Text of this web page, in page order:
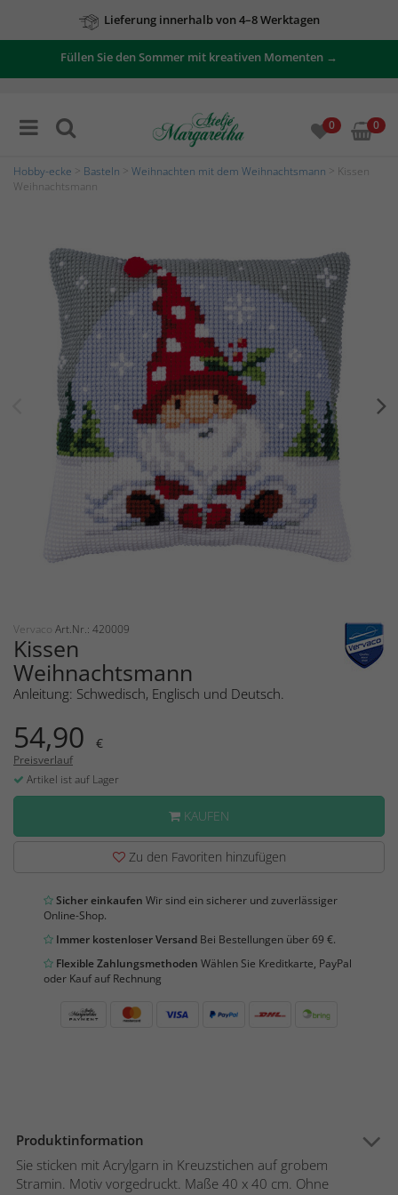
Lieferung innerhalb von 4–8 Werktagen
Füllen Sie den Sommer mit kreativen Momenten →
0 0
Hobby-ecke Basteln Weihnachten mit dem Weihnachtsmann > Kissen
Weihnachtsmann
Vervaco Art.Nr.: 420009
Kissen
Weihnachtsmann
Anleitung: Schwedisch, Englisch und Deutsch.
54,90 €
Preisverlauf
Artikel ist auf Lager
KAUFEN
Zu den Favoriten hinzufügen
Sicher einkaufen Wir sind ein sicherer und zuverlässiger
Online-Shop.
Immer kostenloser Versand Bei Bestellungen über 69 €.
Flexible Zahlungsmethoden Wählen Sie Kreditkarte, PayPal
oder Kauf auf Rechnung
Produktinformation
Sie sticken mit Acrylgarn in Kreuzstichen auf grobem
Stramin. Motiv vorgedruckt. Maße 40 x 40 cm. Ohne